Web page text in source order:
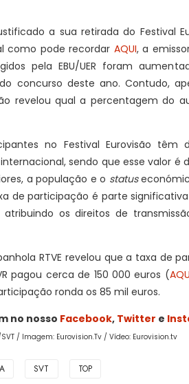
a sua retirada do Festival
como pode recordar AQUI, a
pela EBU/UER foram
concurso deste ano. Contudo,
revelou qual a percentagem do
no Festival Eurovisão
sendo que esse valor é
a população e o status
de participação é parte
os direitos de
RTVE revelou que a taxa de
pagou cerca de 150 000 euros (
ronda os 85 mil euros.
no nosso Facebook, Twitter e
SVT / Imagem: Eurovision.Tv / Vídeo: Eurovision.tv
SVT TOP